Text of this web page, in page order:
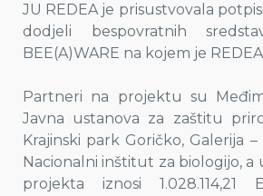
JU REDEA je prisustvovala
dodjeli bespovratnih
BEE(A)WARE na kojem je
Partneri na projektu su
Javna ustanova za zaštitu
Krajinski park Goričko, Galerija
Nacionalni inštitut za biologijo,
projekta iznosi 1.028.114,21